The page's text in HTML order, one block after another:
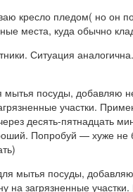
кресло пледом( но он
места, куда обычно
Ситуация
мытья посуды, добавляю
участки.
десять-пятнадцать
Попробуй — хуже не